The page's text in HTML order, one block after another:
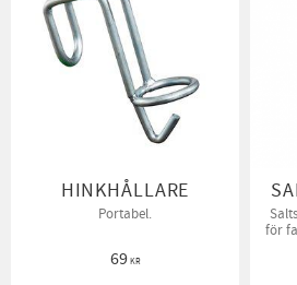
HINKHÅLLARE
Portabel.
69KR
för